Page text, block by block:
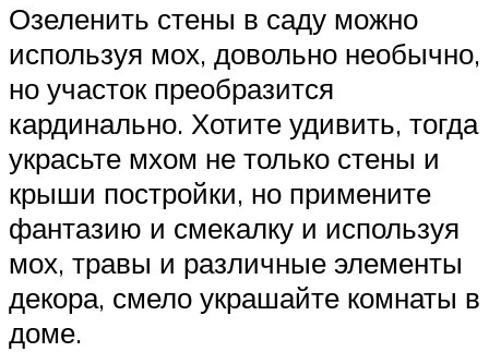
Озеленить стены в саду можно
используя мох, довольно необычно,
но участок преобразится
кардинально. Хотите удивить, тогда
украсьте мхом не только стены и
крыши постройки, но примените
фантазию и смекалку и используя
мох, травы и различные элементы
декора, смело украшайте комнаты в
доме.